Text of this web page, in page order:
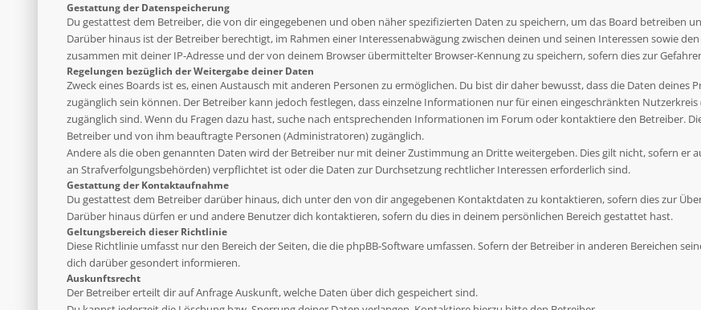
Gestattung der Datenspeicherung
Du gestattest dem Betreiber, die von dir eingegebenen und oben näher spezifizierten Daten zu speichern, um das Board betreiben
Darüber hinaus ist der Betreiber berechtigt, im Rahmen einer Interessenabwägung zwischen deinen und seinen Interessen sowie
zusammen mit deiner IP-Adresse und der von deinem Browser übermittelter Browser-Kennung zu speichern, sofern dies zur
Regelungen bezüglich der Weitergabe deiner Daten
Zweck eines Boards ist es, einen Austausch mit anderen Personen zu ermöglichen. Du bist dir daher bewusst, dass die Daten
zugänglich sein können. Der Betreiber kann jedoch festlegen, dass einzelne Informationen nur für einen eingeschränkten
zugänglich sind. Wenn du Fragen dazu hast, suche nach entsprechenden Informationen im Forum oder kontaktiere den Betreiber.
Betreiber und von ihm beauftragte Personen (Administratoren) zugänglich.
Andere als die oben genannten Daten wird der Betreiber nur mit deiner Zustimmung an Dritte weitergeben. Dies gilt nicht, sofern er
an Strafverfolgungsbehörden) verpflichtet ist oder die Daten zur Durchsetzung rechtlicher Interessen erforderlich sind.
Gestattung der Kontaktaufnahme
Du gestattest dem Betreiber darüber hinaus, dich unter den von dir angegebenen Kontaktdaten zu kontaktieren, sofern dies zur
Darüber hinaus dürfen er und andere Benutzer dich kontaktieren, sofern du dies in deinem persönlichen Bereich gestattet hast.
Geltungsbereich dieser Richtlinie
Diese Richtlinie umfasst nur den Bereich der Seiten, die die phpBB-Software umfassen. Sofern der Betreiber in anderen Bereichen
dich darüber gesondert informieren.
Auskunftsrecht
Der Betreiber erteilt dir auf Anfrage Auskunft, welche Daten über dich gespeichert sind.